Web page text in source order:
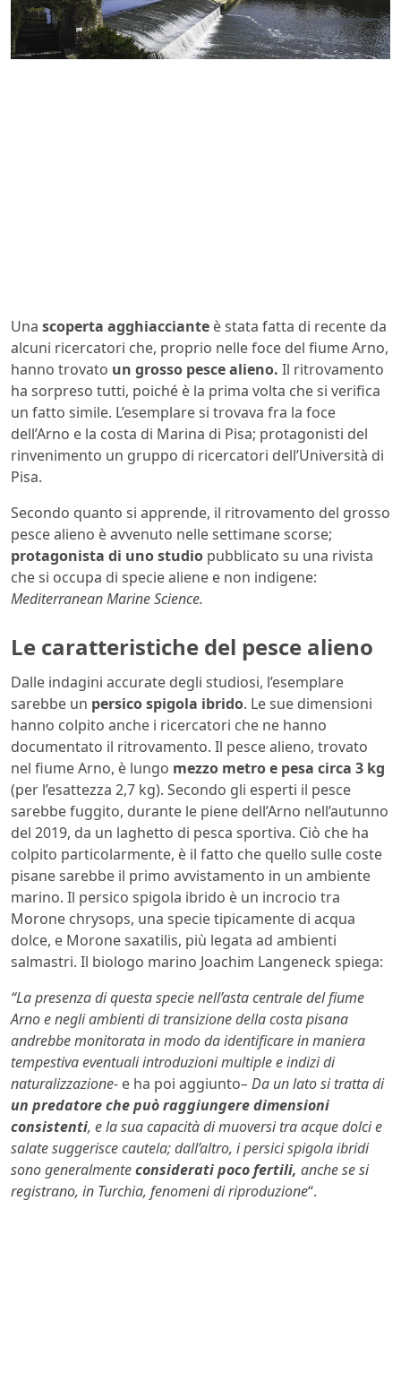
Una scoperta agghiacciante è stata fatta di recente da
alcuni ricercatori che, proprio nelle foce del fiume Arno,
hanno trovato un grosso pesce alieno. Il ritrovamento
ha sorpreso tutti, poiché è la prima volta che si verifica
un fatto simile. L’esemplare si trovava fra la foce
dell’Arno e la costa di Marina di Pisa; protagonisti del
rinvenimento un gruppo di ricercatori dell’Università di
Pisa.
Secondo quanto si apprende, il ritrovamento del grosso
pesce alieno è avvenuto nelle settimane scorse;
protagonista di uno studio pubblicato su una rivista
che si occupa di specie aliene e non indigene:
Mediterranean Marine Science.
Le caratteristiche del pesce alieno
Dalle indagini accurate degli studiosi, l’esemplare
sarebbe un persico spigola ibrido. Le sue dimensioni
hanno colpito anche i ricercatori che ne hanno
documentato il ritrovamento. Il pesce alieno, trovato
nel fiume Arno, è lungo mezzo metro e pesa circa 3 kg
(per l’esattezza 2,7 kg). Secondo gli esperti il pesce
sarebbe fuggito, durante le piene dell’Arno nell’autunno
del 2019, da un laghetto di pesca sportiva. Ciò che ha
colpito particolarmente, è il fatto che quello sulle coste
pisane sarebbe il primo avvistamento in un ambiente
marino. Il persico spigola ibrido è un incrocio tra
Morone chrysops, una specie tipicamente di acqua
dolce, e Morone saxatilis, più legata ad ambienti
salmastri. Il biologo marino Joachim Langeneck spiega:
“La presenza di questa specie nell’asta centrale del fiume
Arno e negli ambienti di transizione della costa pisana
andrebbe monitorata in modo da identificare in maniera
tempestiva eventuali introduzioni multiple e indizi di
naturalizzazione- e ha poi aggiunto– Da un lato si tratta di
un predatore che può raggiungere dimensioni
consistenti, e la sua capacità di muoversi tra acque dolci e
salate suggerisce cautela; dall’altro, i persici spigola ibridi
sono generalmenteconsiderati poco fertili, anche se si
registrano, in Turchia, fenomeni di riproduzione“.